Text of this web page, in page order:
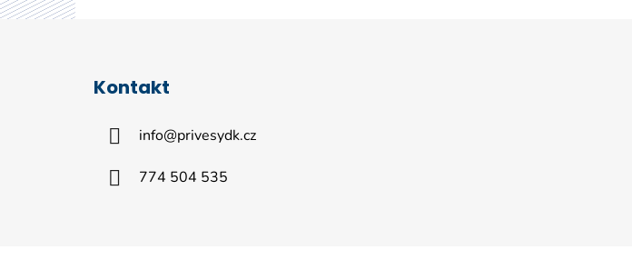
Kontakt
info@privesydk.cz
774 504 535